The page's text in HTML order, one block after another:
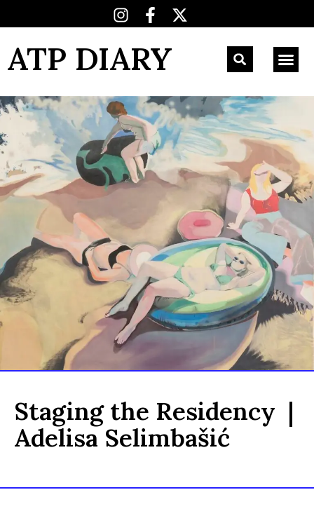
ATP DIARY
Staging the Residency |
Adelisa Selimbašić